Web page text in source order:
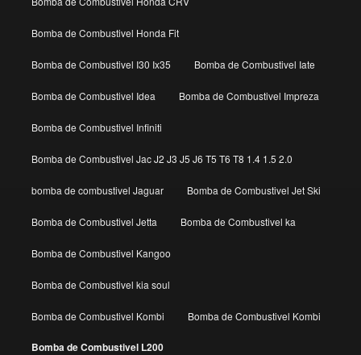
Bomba de Combustivel Honda Fit
Bomba de Combustivel I30 Ix35 Bomba de Combustivel Iate
Bomba de Combustivel Idea Bomba de Combustivel Impreza
Bomba de Combustivel Infiniti
Bomba de Combustivel Jac J2 J3 J5 J6 T5 T6 T8 1.4 1.5 2.0
bomba de combustivel Jaguar Bomba de Combustivel Jet Ski
Bomba de Combustivel Jetta Bomba de Combustivel ka
Bomba de Combustivel Kangoo
Bomba de Combustivel kia soul
Bomba de Combustivel Kombi Bomba de Combustivel Kombi
Bomba de Combustivel L200